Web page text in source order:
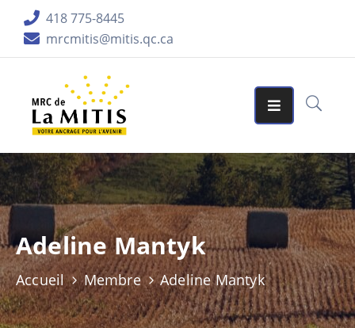
418 775-8445
mrcmitis@mitis.qc.ca
SERVICES
GRAPHIQUES
AIDES
FINANCIÈRES
PUBLICATIONS
LA
RÉGION
Adeline Mantyk
Accueil Membre Adeline Mantyk